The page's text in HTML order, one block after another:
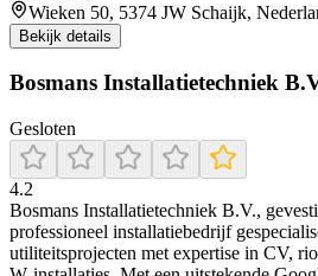
Wieken 50, 5374 JW Schaijk,
Bekijk details
Bosmans Installatietechniek
Gesloten
4.2
Bosmans Installatietechniek B.V.,
professioneel installatiebedrijf
utiliteitsprojecten met expertise in CV,